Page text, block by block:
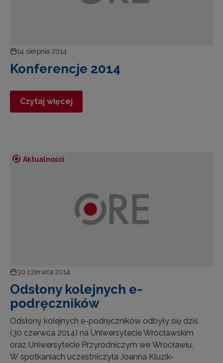
14 sierpnia 2014
Konferencje 2014
Czytaj więcej
Aktualności
30 czerwca 2014
Odsłony kolejnych e-
podręczników
Odsłony kolejnych e-podręczników odbyły się dziś
(30 czerwca 2014) na Uniwersytecie Wrocławskim
oraz Uniwersytecie Przyrodniczym we Wrocławiu.
W spotkaniach uczestniczyła Joanna Kluzik-